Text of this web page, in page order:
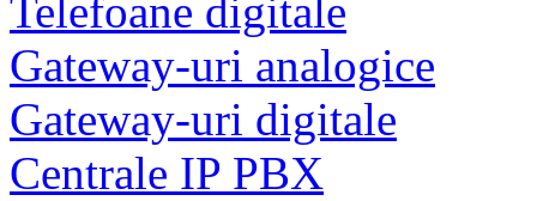
Telefoane digitale
Gateway-uri analogice
Gateway-uri digitale
Centrale IP PBX